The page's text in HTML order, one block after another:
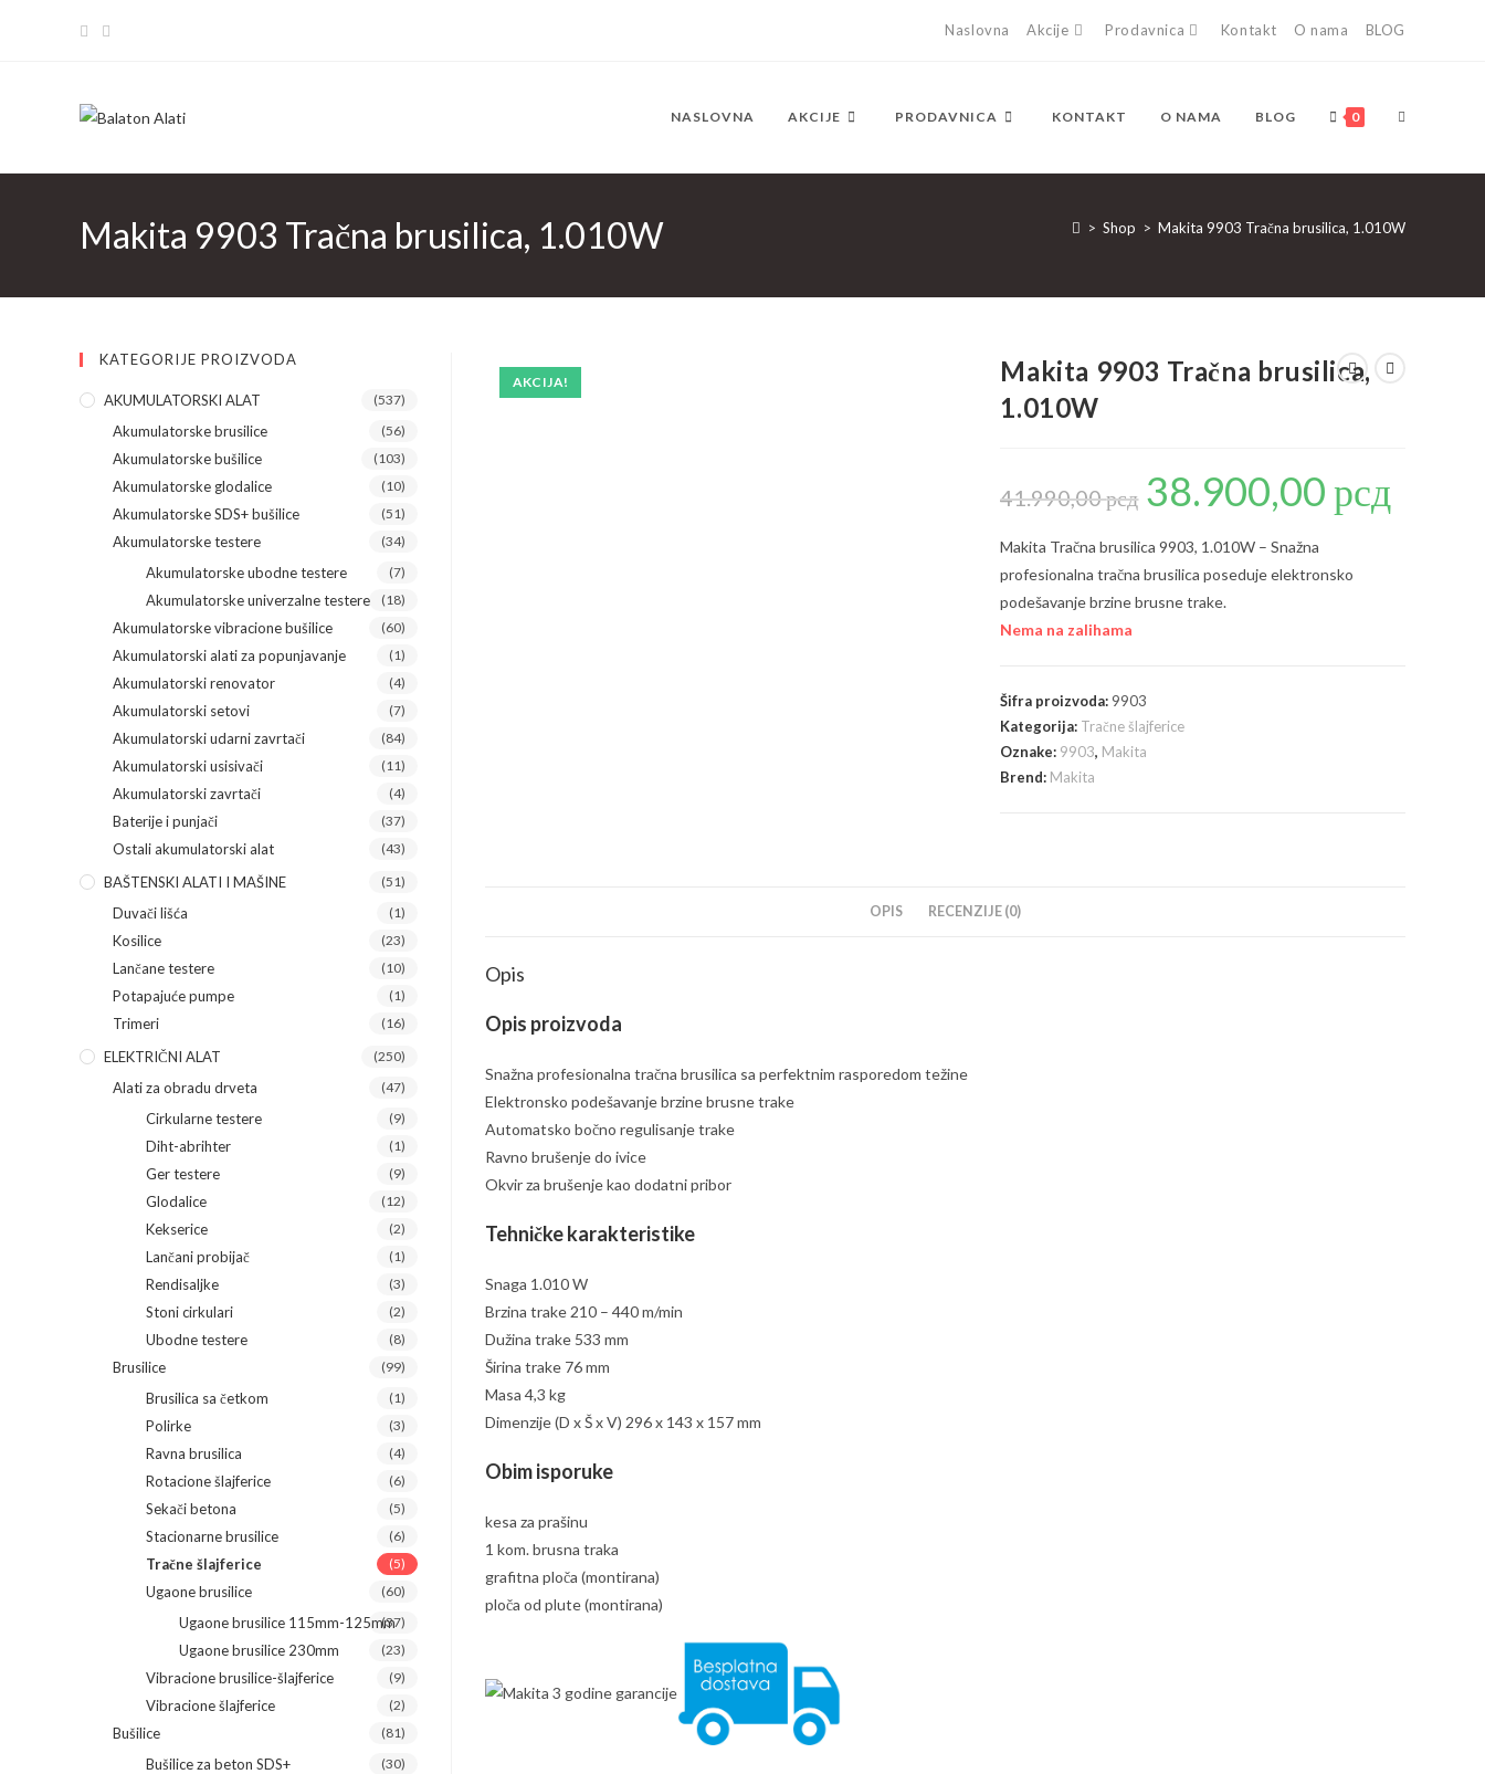
Naslovna Akcije Prodavnica Kontakt O nama BLOG
NASLOVNA AKCIJE PRODAVNICA KONTAKT O NAMA BLOG 0 TOGGLE
WEBSITE
Makita 9903 Tračna brusilica, 1.010W > Shop > Makita 9903 Tračna brusilica, 1.010W
AKCIJA!
Makita 9903 Tračna brusilica,
1.010W
41.990,00рсд
Originalna
cena
je
41.990,00 рсд.
38.900,00рсдje:
Makita Tračna brusilica 9903, 1.010W – Snažna
profesionalna tračna brusilica poseduje elektronsko
podešavanje brzine brusne trake.
Nema na zalihama
Šifra proizvoda: 9903
Kategorija: Tračne šlajferice
Oznake: 9903, Makita
Brend: Makita
OPIS RECENZIJE (0)
Opis
Opis proizvoda
Snažna profesionalna tračna brusilica sa perfektnim rasporedom težine
Elektronsko podešavanje brzine brusne trake
Automatsko bočno regulisanje trake
Ravno brušenje do ivice
Okvir za brušenje kao dodatni pribor
Tehničke karakteristike
Snaga 1.010 W
Brzina trake 210 – 440 m/min
Dužina trake 533 mm
Širina trake 76 mm
Masa 4,3 kg
Dimenzije (D x Š x V) 296 x 143 x 157 mm
Obim isporuke
kesa za prašinu
1 kom. brusna traka
grafitna ploča (montirana)
ploča od plute (montirana)
KATEGORIJE PROIZVODA
AKUMULATORSKI ALAT (537)
Akumulatorske brusilice (56)
Akumulatorske bušilice (103)
Akumulatorske glodalice (10)
Akumulatorske SDS+ bušilice (51)
Akumulatorske testere (34)
Akumulatorske ubodne testere (7)
Akumulatorske univerzalne testere (18)
Akumulatorske vibracione bušilice (60)
Akumulatorski alati za popunjavanje (1)
Akumulatorski renovator (4)
Akumulatorski setovi (7)
Akumulatorski udarni zavrtači (84)
Akumulatorski usisivači (11)
Akumulatorski zavrtači (4)
Baterije i punjači (37)
Ostali akumulatorski alat (43)
BAŠTENSKI ALATI I MAŠINE (51)
Duvači lišća (1)
Kosilice (23)
Lančane testere (10)
Potapajuće pumpe (1)
Trimeri (16)
ELEKTRIČNI ALAT (250)
Alati za obradu drveta (47)
Cirkularne testere (9)
Diht-abrihter (1)
Ger testere (9)
Glodalice (12)
Kekserice (2)
Lančani probijač (1)
Rendisaljke (3)
Stoni cirkulari (2)
Ubodne testere (8)
Brusilice (99)
Brusilica sa četkom (1)
Polirke (3)
Ravna brusilica (4)
Rotacione šlajferice (6)
Sekači betona (5)
Stacionarne brusilice (6)
Tračne šlajferice (5)
Ugaone brusilice (60)
Ugaone brusilice 115mm-125mm
(37)
Ugaone brusilice 230mm (23)
Vibracione brusilice-šlajferice (9)
Vibracione šlajferice (2)
Bušilice (81)
Bušilice za beton SDS+ (30)